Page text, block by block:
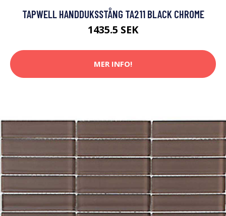
TAPWELL HANDDUKSSTÅNG TA211 BLACK CHROME
1435.5 SEK
MER INFO!